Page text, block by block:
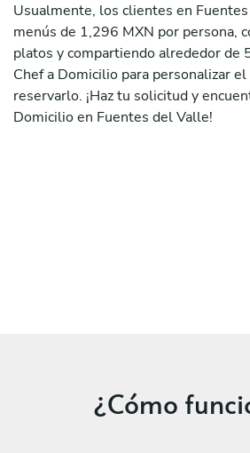
Usualmente, los clientes en
menús de 1,296 MXN por persona,
platos y compartiendo alrededor de
Chef a Domicilio para personalizar
reservarlo. ¡Haz tu solicitud y
Domicilio en Fuentes del Valle!
¿Cómo